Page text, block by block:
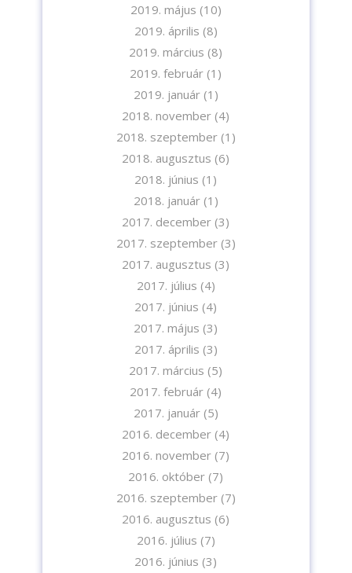
2019. május (10)
2019. április (8)
2019. március (8)
2019. február (1)
2019. január(1)
2018. november (4)
2018. szeptember(1)
2018. augusztus (6)
2018. június (1)
2018. január(1)
2017. december (3)
2017. szeptember(3)
2017. augusztus (3)
2017. július (4)
2017. június (4)
2017. május (3)
2017. április (3)
2017. március (5)
2017. február (4)
2017. január(5)
2016. december (4)
2016. november (7)
2016. október (7)
2016. szeptember(7)
2016. augusztus (6)
2016. július (7)
2016. június (3)